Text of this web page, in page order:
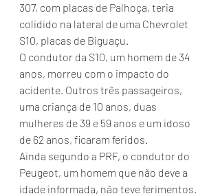
307, com placas de Palhoça, teria
colidido na lateral de uma Chevrolet
S10, placas de Biguaçu.
O condutor da S10, um homem de 34
anos, morreu com o impacto do
acidente. Outros três passageiros,
uma criança de 10 anos, duas
mulheres de 39 e 59 anos e um idoso
de 62 anos, ficaram feridos.
Ainda segundo a PRF, o condutor do
Peugeot, um homem que não deve a
idade informada, não teve ferimentos.